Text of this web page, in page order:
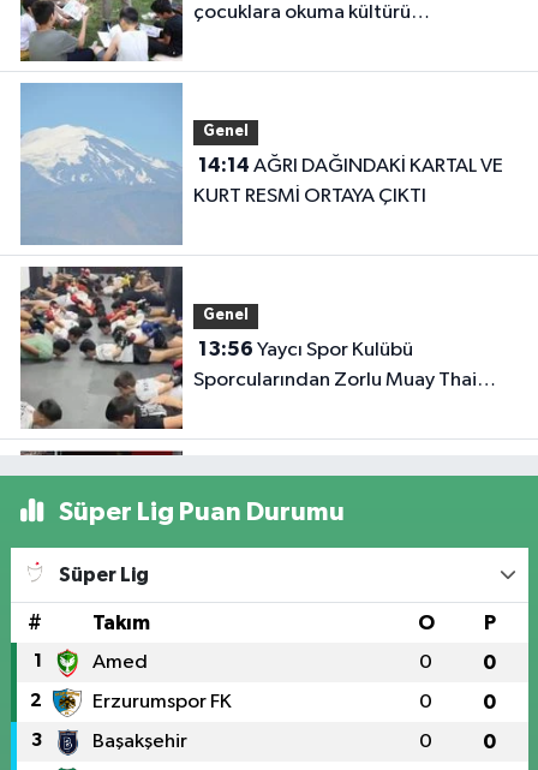
çocuklara okuma kültürü
Genel
14:14
KURT RESMİ ORTAYA ÇIKTI
Genel
13:56
Sporcularından Zorlu Muay Thai
Genel
Öncesi Büyük Kenetlenme: Forma
Süper Lig Puan Durumu
Süper Lig
# Takım O P
1 Amed 0 0
2 Erzurumspor FK 0 0
3 Başakşehir 0 0